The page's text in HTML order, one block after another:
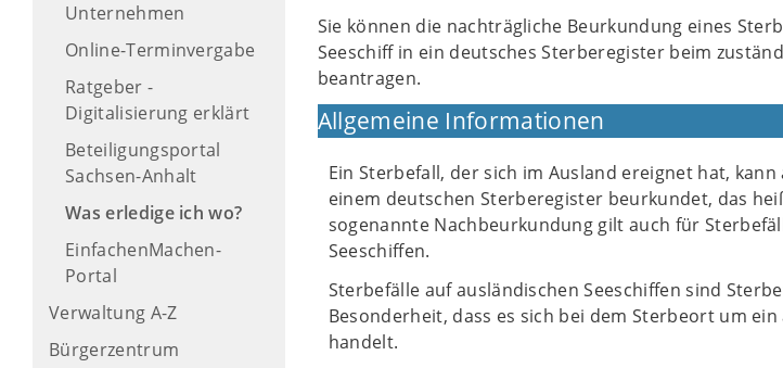
Unternehmen
Online-Terminvergabe
Ratgeber -
Digitalisierung erklärt
Beteiligungsportal
Sachsen-Anhalt
Was erledige ich wo?
EinfachenMachen-
Portal
Verwaltung A-Z
Bürgerzentrum
Sie können die nachträgliche Beurkundung eines
Seeschiff in ein deutsches Sterberegister beim
beantragen.
Allgemeine Informationen
Ein Sterbefall, der sich im Ausland ereignet hat,
einem deutschen Sterberegister beurkundet, das
sogenannte Nachbeurkundung gilt auch für
Seeschiffen.
Sterbefälle auf ausländischen Seeschiffen sind
Besonderheit, dass es sich bei dem Sterbeort um
handelt.